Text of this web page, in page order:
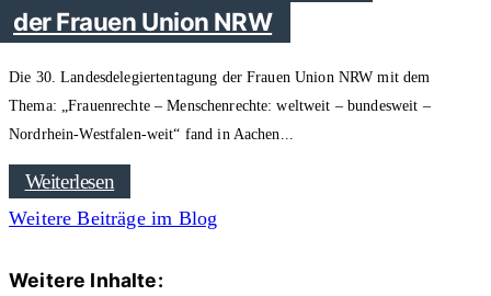
der Frauen Union NRW
Die 30. Landesdelegiertentagung der Frauen Union NRW mit dem
Thema: „Frauenrechte – Menschenrechte: weltweit – bundesweit –
Nordrhein-Westfalen-weit“ fand in Aachen
Weiterlesen
Weitere Beiträge im Blog
Weitere Inhalte: